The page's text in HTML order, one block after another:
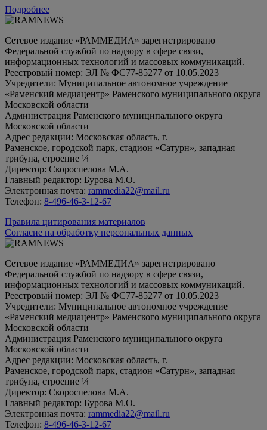
Подробнее
Сетевое издание «РАММЕДИА» зарегистрировано
Федеральной службой по надзору в сфере связи,
информационных технологий и массовых коммуникаций.
Реестровый номер: ЭЛ № ФС77-85277 от 10.05.2023
Учредители: Муниципальное автономное учреждение
«Раменский медиацентр» Раменского муниципального округа
Московской области
Администрация Раменского муниципального округа
Московской области
Адрес редакции: Московская область, г.
Раменское, городской парк, стадион «Сатурн», западная
трибуна, строение ¼
Директор: Скороспелова М.А.
Главный редактор: Бурова М.О.
Электронная почта: rammedia22@mail.ru
Телефон: 8-496-46-3-12-67
Правила цитирования материалов
Согласие на обработку персональных данных
Сетевое издание «РАММЕДИА» зарегистрировано
Федеральной службой по надзору в сфере связи,
информационных технологий и массовых коммуникаций.
Реестровый номер: ЭЛ № ФС77-85277 от 10.05.2023
Учредители: Муниципальное автономное учреждение
«Раменский медиацентр» Раменского муниципального округа
Московской области
Администрация Раменского муниципального округа
Московской области
Адрес редакции: Московская область, г.
Раменское, городской парк, стадион «Сатурн», западная
трибуна, строение ¼
Директор: Скороспелова М.А.
Главный редактор: Бурова М.О.
Электронная почта: rammedia22@mail.ru
Телефон: 8-496-46-3-12-67